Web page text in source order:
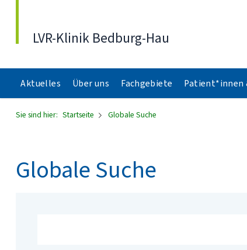
LVR-Klinik Bedburg-Hau
Aktuelles Über uns Fachgebiete Patient*innen
Sie sind hier: Startseite Globale Suche
Globale Suche